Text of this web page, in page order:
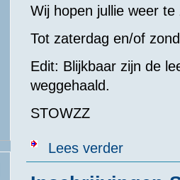
Wij hopen jullie weer
Tot zaterdag en/of
Edit: Blijkbaar zijn de
weggehaald.
STOWZZ
Lees verderover